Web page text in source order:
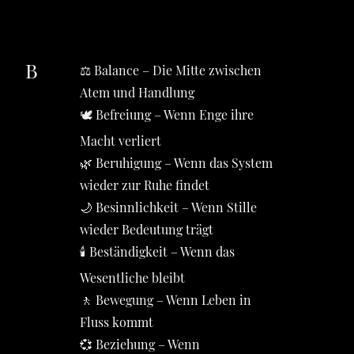
B
⚖️ Balance – Die Mitte zwischen
Atem und Handlung
🕊️ Befreiung – Wenn Enge ihre
Macht verliert
🌿 Beruhigung – Wenn das System
wieder zur Ruhe findet
🌙 Besinnlichkeit – Wenn Stille
wieder Bedeutung trägt
🕯️ Beständigkeit – Wenn das
Wesentliche bleibt
🚶 Bewegung – Wenn Leben in
Fluss kommt
💞 Beziehung – Wenn